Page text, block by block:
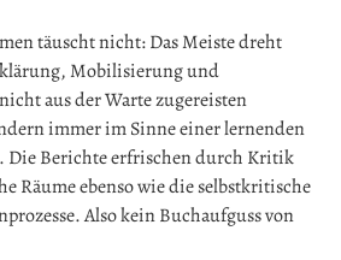
täuscht nicht: Das Meiste dreht
Mobilisierung und
aus der Warte zugereisten
immer im Sinne einer lernenden
Die Berichte erfrischen durch Kritik
Räume ebenso wie die selbstkritische
Also kein Buchaufguss von